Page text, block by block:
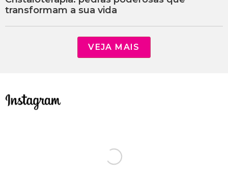
transformam a sua vida
VEJA MAIS